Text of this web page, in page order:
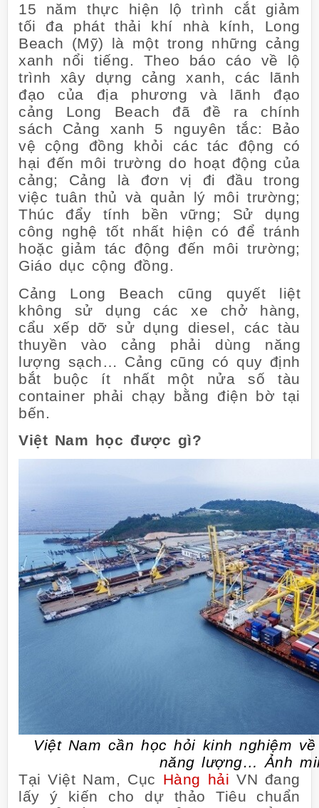
15 năm thực hiện lộ trình cắt giảm
tối đa phát thải khí nhà kính, Long
Beach (Mỹ) là một trong những cảng
xanh nổi tiếng. Theo báo cáo về lộ
trình xây dựng cảng xanh, các lãnh
đạo của địa phương và lãnh đạo
cảng Long Beach đã đề ra chính
sách Cảng xanh 5 nguyên tắc: Bảo
vệ cộng đồng khỏi các tác động có
hại đến môi trường do hoạt động của
cảng; Cảng là đơn vị đi đầu trong
việc tuân thủ và quản lý môi trường;
Thúc đẩy tính bền vững; Sử dụng
công nghệ tốt nhất hiện có để tránh
hoặc giảm tác động đến môi trường;
Giáo dục cộng đồng.
Cảng Long Beach cũng quyết liệt
không sử dụng các xe chở hàng,
cẩu xếp dỡ sử dụng diesel, các tàu
thuyền vào cảng phải dùng năng
lượng sạch… Cảng cũng có quy định
bắt buộc ít nhất một nửa số tàu
container phải chạy bằng điện bờ tại
bến.
Việt Nam học được gì?
Việt Nam cần học hỏi kinh nghiệm
năng lượng… Ảnh
Tại Việt Nam, Cục Hàng hải VN đang
lấy ý kiến cho dự thảo Tiêu chuẩn